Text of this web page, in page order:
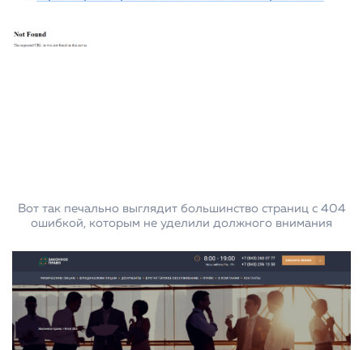
Вот так печально выглядит большинство страниц с 404
ошибкой, которым не уделили должного внимания